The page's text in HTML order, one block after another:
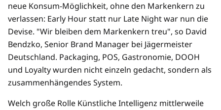
neue Konsum-Möglichkeit, ohne den Markenkern zu
verlassen: Early Hour statt nur Late Night war nun die
Devise. "Wir bleiben dem Markenkern treu", so David
Bendzko, Senior Brand Manager bei Jägermeister
Deutschland. Packaging, POS, Gastronomie, DOOH
und Loyalty wurden nicht einzeln gedacht, sondern als
zusammenhängendes System.
Welch große Rolle Künstliche Intelligenz mittlerweile